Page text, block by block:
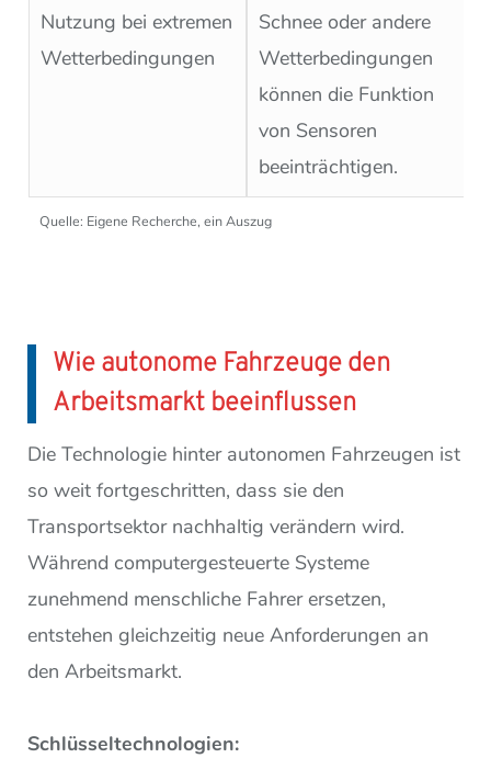
Nutzung bei extremen
Wetterbedingungen
Schnee oder andere
Wetterbedingungen
können die Funktion
von Sensoren
beeinträchtigen.
Quelle: Eigene Recherche, ein Auszug
Wie autonome Fahrzeuge den
Arbeitsmarkt beeinflussen
Die Technologie hinter autonomen Fahrzeugen ist
so weit fortgeschritten, dass sie den
Transportsektor nachhaltig verändern wird.
Während computergesteuerte Systeme
zunehmend menschliche Fahrer ersetzen,
entstehen gleichzeitig neue Anforderungen an
den Arbeitsmarkt.
Schlüsseltechnologien: